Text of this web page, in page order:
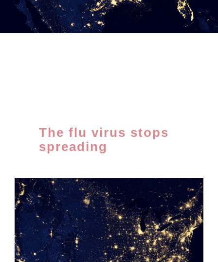
Investor Relations
The flu virus stops
spreading